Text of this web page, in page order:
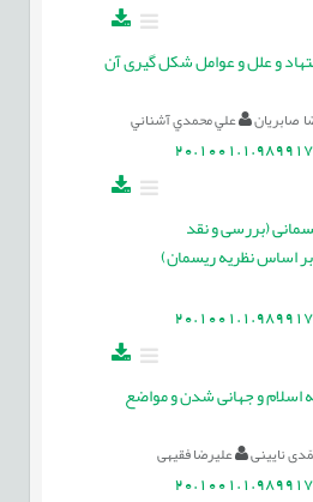
و علل و عوامل شکل گیری آن
صابریان علي محمدي آشناني
(بررسی و نقد
اساس نظریه ریسمان)
اسلام و جهانی شدن و مواضع
نایینی علیرضا فقیهی